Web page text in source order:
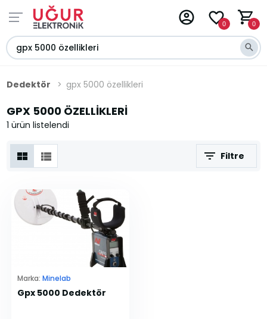
0 0
Dedektör gpx 5000 özellikleri
GPX 5000 ÖZELLIKLERI
1 ürün listelendi
Filtre
Marka: Minelab
Gpx 5000 Dedektör